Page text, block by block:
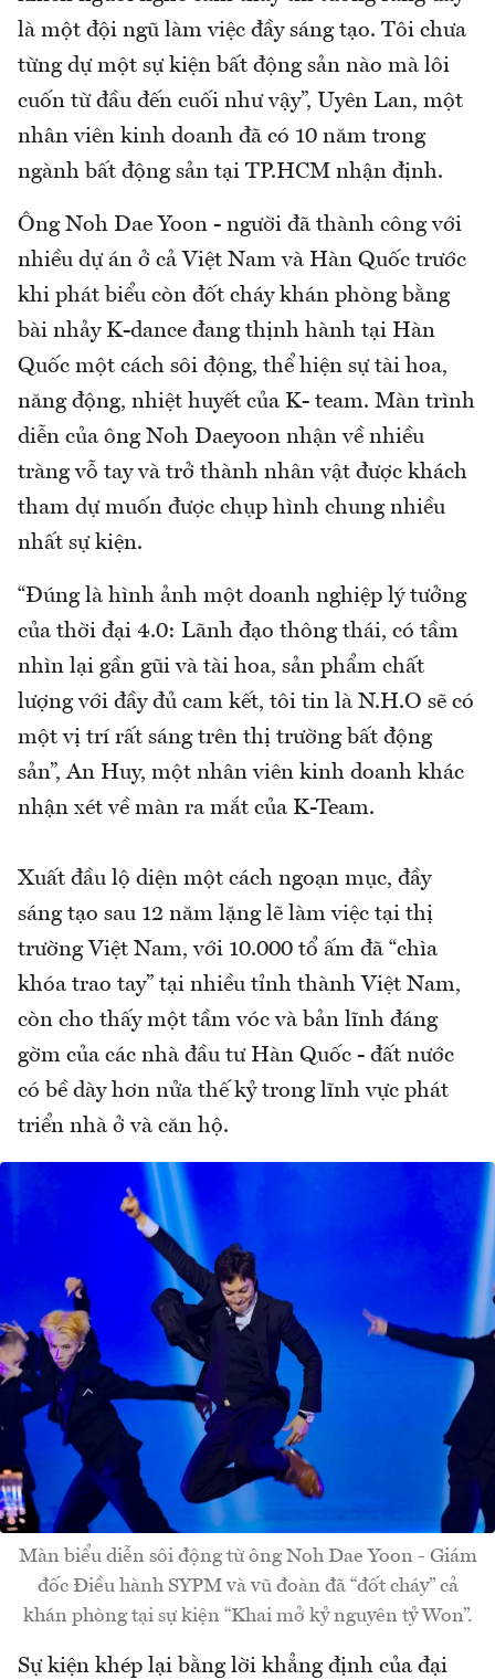
là một đội ngũ làm việc đầy sáng tạo. Tôi chưa
từng dự một sự kiện bất động sản nào mà lôi
cuốn từ đầu đến cuối như vậy”, Uyên Lan, một
nhân viên kinh doanh đã có 10 năm trong
ngành bất động sản tại TP.HCM nhận định.
Ông Noh Dae Yoon - người đã thành công với
nhiều dự án ở cả Việt Nam và Hàn Quốc trước
khi phát biểu còn đốt cháy khán phòng bằng
bài nhảy K-dance đang thịnh hành tại Hàn
Quốc một cách sôi động, thể hiện sự tài hoa,
năng động, nhiệt huyết của K- team. Màn trình
diễn của ông Noh Daeyoon nhận về nhiều
tràng vỗ tay và trở thành nhân vật được khách
tham dự muốn được chụp hình chung nhiều
nhất sự kiện.
“Đúng là hình ảnh một doanh nghiệp lý tưởng
của thời đại 4.0: Lãnh đạo thông thái, có tầm
nhìn lại gần gũi và tài hoa, sản phẩm chất
lượng với đầy đủ cam kết, tôi tin là N.H.O sẽ có
một vị trí rất sáng trên thị trường bất động
sản”, An Huy, một nhân viên kinh doanh khác
nhận xét về màn ra mắt của K-Team.
Xuất đầu lộ diện một cách ngoạn mục, đầy
sáng tạo sau 12 năm lặng lẽ làm việc tại thị
trường Việt Nam, với 10.000 tổ ấm đã “chìa
khóa trao tay” tại nhiều tỉnh thành Việt Nam,
còn cho thấy một tầm vóc và bản lĩnh đáng
gờm của các nhà đầu tư Hàn Quốc - đất nước
có bề dày hơn nửa thế kỷ trong lĩnh vực phát
triển nhà ở và căn hộ.
Màn biểu diễn sôi động từ ông Noh Dae Yoon - Giám
đốc Điều hành SYPM và vũ đoàn đã “đốt cháy” cả
khán phòng tại sự kiện “Khai mở kỷ nguyên tỷ Won”.
Sự kiện khép lại bằng lời khẳng định của đại